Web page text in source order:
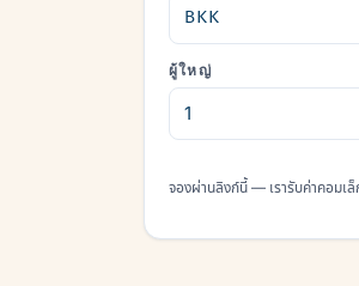
ผู้ใหญ่
จองผ่านลิงก์นี้ — เรารับค่าคอมเ